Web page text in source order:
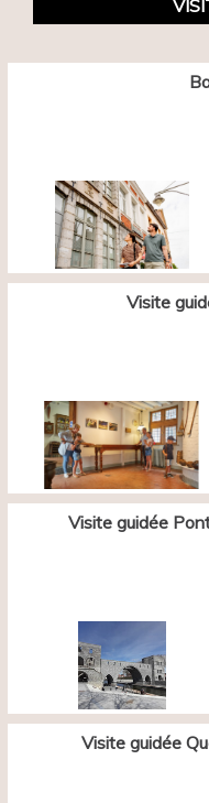
Visite
Visite guidée
Visite guidée